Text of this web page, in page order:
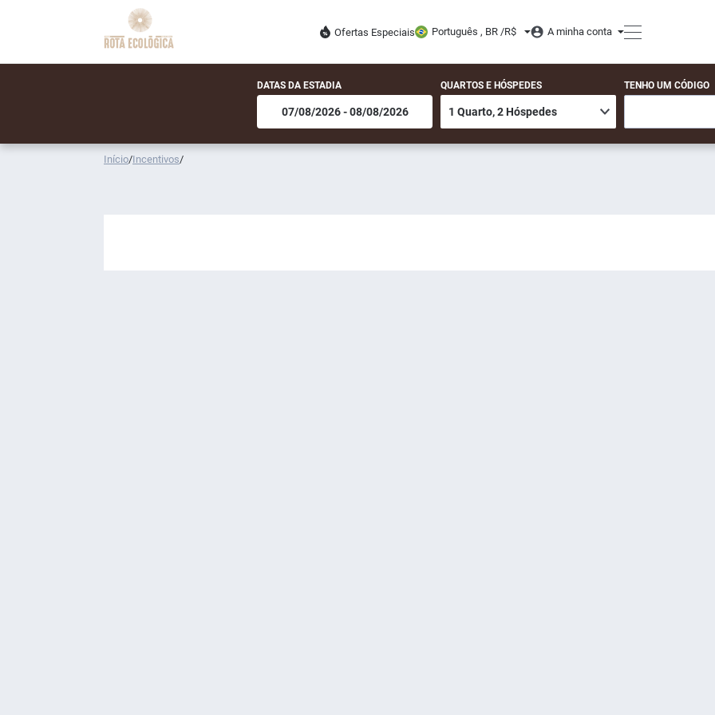
Ofertas Especiais Português , BR /R$ A minha conta
DATAS DA ESTADIA QUARTOS E HÓSPEDES TENHO UM CÓDIGO
Início/Incentivos/